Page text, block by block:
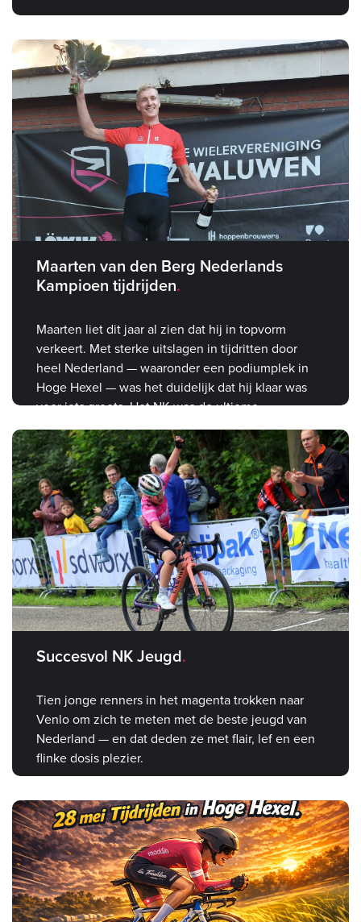
Maarten van den Berg Nederlands
Kampioen tijdrijden
Maarten liet dit jaar al zien dat hij in topvorm
verkeert. Met sterke uitslagen in tijdritten door
heel Nederland — waaronder een podiumplek in
Hoge Hexel — was het duidelijk dat hij klaar was
voor iets groots. Het NK was de ultieme
bevestiging.
Succesvol NK Jeugd
Tien jonge renners in het magenta trokken naar
Venlo om zich te meten met de beste jeugd van
Nederland — en dat deden ze met flair, lef en een
flinke dosis plezier.